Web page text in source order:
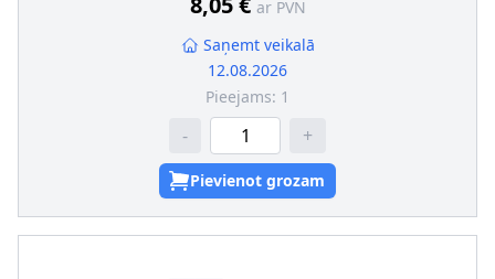
ar PVN
Saņemt veikalā
12.08.2026
Pieejams: 1
- +
Pievienot grozam